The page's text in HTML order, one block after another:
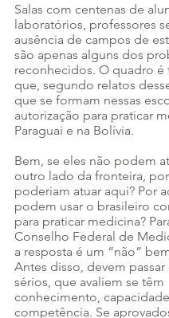
Salas com centenas de
laboratórios, professores
ausência de campos de
são apenas alguns dos
reconhecidos. O quadro é
que, segundo relatos
que se formam nessas
autorização para praticar
Paraguai e na Bolívia.
Bem, se eles não podem
outro lado da fronteira,
poderiam atuar aqui? Por
podem usar o brasileiro
para praticar medicina?
Conselho Federal de
a resposta é um “não”
Antes disso, devem passar
sérios, que avaliem se têm
conhecimento,
competência. Se